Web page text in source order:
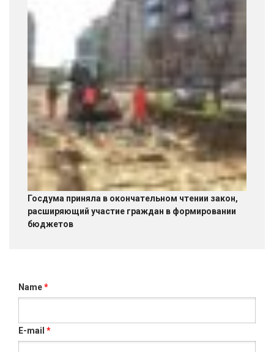
Госдума приняла в окончательном чтении закон,
расширяющий участие граждан в формировании
бюджетов
Name*
E-mail *